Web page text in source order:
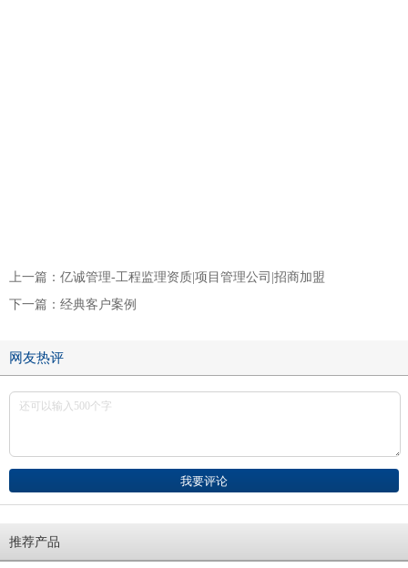
上一篇： 亿诚管理-工程监理资质|项目管理公司|招商加盟
下一篇： 经典客户案例
网友热评
推荐产品